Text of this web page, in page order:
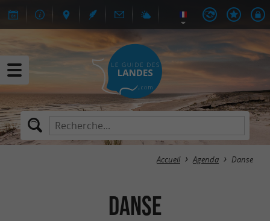
Accueil Agenda Danse
Danse